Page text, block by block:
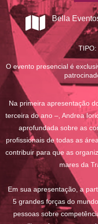
Bella
TIPO:
O evento presencial é
Na primeira apresentação
terceira do ano –, Andrea
aprofundada sobre as
profissionais de todas as
contribuir para que as
mares da
Em sua apresentação, a
5 grandes forças do
pessoas sobre